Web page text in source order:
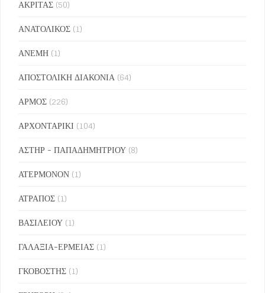
ΑΚΡΙΤΑΣ (50)
ΑΝΑΤΟΛΙΚΟΣ (1)
ΑΝΕΜΗ (1)
ΑΠΟΣΤΟΛΙΚΗ ΔΙΑΚΟΝΙΑ (64)
ΑΡΜΟΣ (226)
ΑΡΧΟΝΤΑΡΙΚΙ (104)
ΑΣΤΗΡ - ΠΑΠΑΔΗΜΗΤΡΙΟΥ (8)
ΑΤΕΡΜΟΝΟΝ (1)
ΑΤΡΑΠΟΣ (1)
ΒΑΣΙΛΕΙΟΥ (1)
ΓΑΛΑΞΙΑ-ΕΡΜΕΙΑΣ (1)
ΓΚΟΒΟΣΤΗΣ (1)